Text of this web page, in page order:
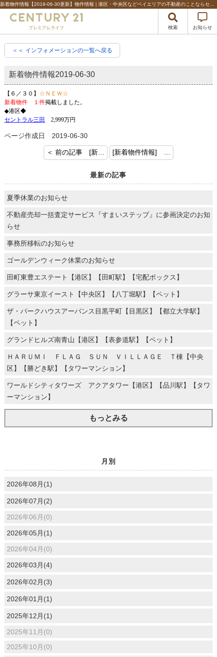
検索 お知らせ
＜＜ インフォメーションの一覧へ戻る
新着物件情報2019-06-30
【６／３０】 ☆ＮＥＷ☆
新着物件 １件掲載しました。
◆港区◆
セントラル三田
2,999万円
ページ作成日 2019-06-30
＜ 前の記事 [新着物件情報]
最新の記事
夏季休業のお知らせ
不動産売却一括査定サービス『すまいステップ』に参画決定のお知
らせ
事務所移転のお知らせ
ゴールデンウィーク休業のお知らせ
田町東豊エステート【港区】【田町駅】【宅配ボックス】
グラーサ東京イースト【中央区】【八丁堀駅】【ペット】
ザ・パークハウスアーバンス目黒平町【目黒区】【都立大学駅】
【ペット】
グランドヒルズ南青山【港区】【表参道駅】【ペット】
ＨＡＲＵＭＩ ＦＬＡＧ ＳＵＮ ＶＩＬＬＡＧＥ Ｔ棟【中央
区】【勝どき駅】【タワーマンション】
ワールドシティタワーズ アクアタワー【港区】【品川駅】【タワ
ーマンション】
もっとみる
月別
2026年08月(1)
2026年07月(2)
2026年06月(0)
2026年05月(1)
2026年04月(0)
2026年03月(4)
2026年02月(3)
2026年01月(1)
2025年12月(1)
2025年11月(0)
2025年10月(0)